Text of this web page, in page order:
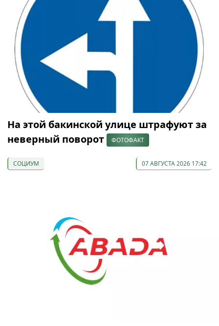
На этой бакинской улице штрафуют за
неверный поворот
ФОТОФАКТ
СОЦИУМ 07 АВГУСТА 2026 17:42